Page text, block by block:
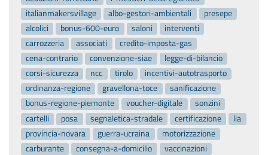
italianmakersvillage
albo-gestori-ambientali
presepe
alcolici
bonus-600-euro saloni
interventi
carrozzeria
associati
credito-imposta-gas
cena-contrario
convenzione-siae
legge-di-bilancio
corsi-sicurezza
ncc tirolo
incentivi-autotrasporto
ordinanza-regione
gravellona-toce
sanificazione
bonus-regione-piemonte
voucher-digitale
sonzini
cartelli
posa segnaletica-stradale certificazione
lia
provincia-novara
guerra-ucraina
motorizzazione
carburante
consegna-a-domicilio
vaccinazioni